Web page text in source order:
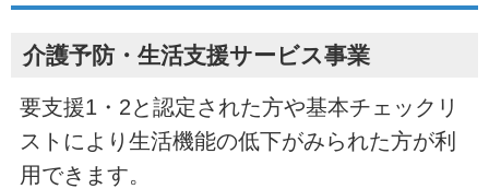
介護予防・生活支援サービス事業
要支援1・2と認定された方や基本チェックリ
ストにより生活機能の低下がみられた方が利
用できます。